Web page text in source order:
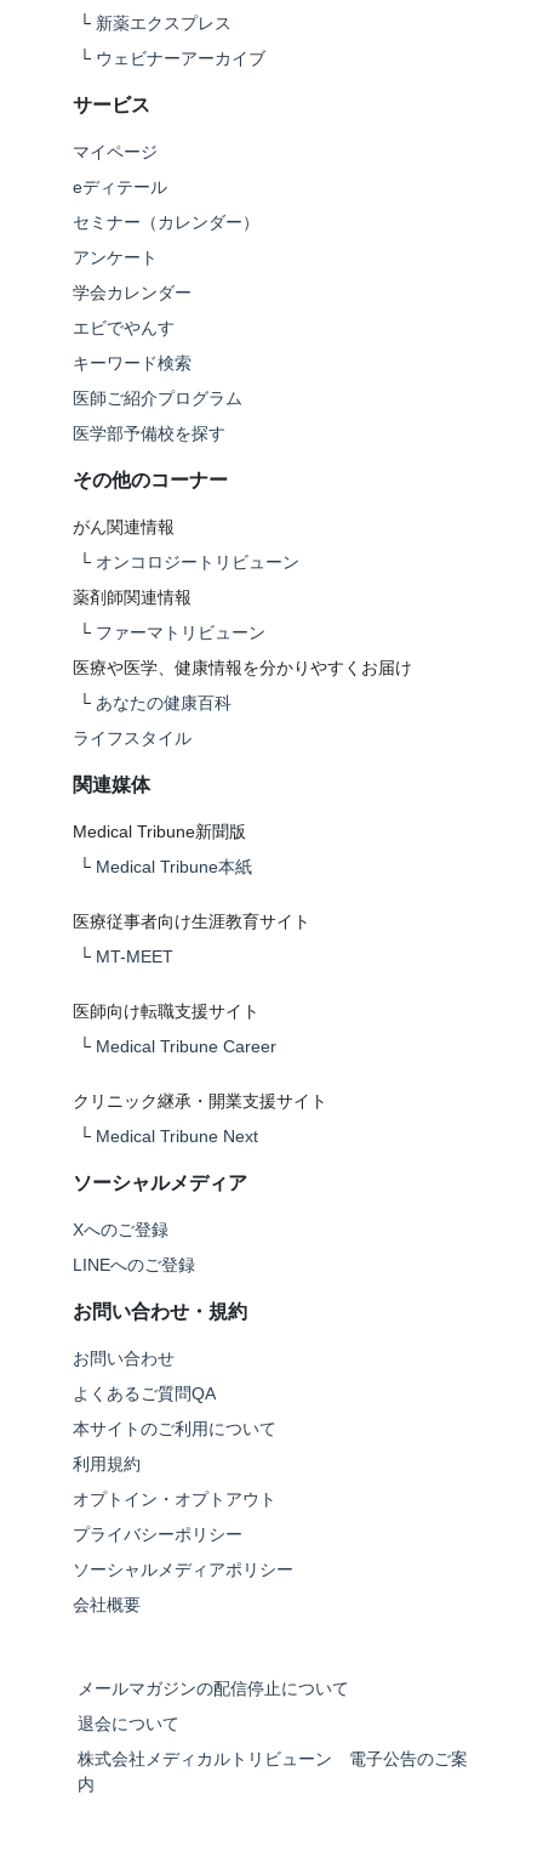
└ 新薬エクスプレス
└ ウェビナーアーカイブ
サービス
マイページ
eディテール
セミナー（カレンダー）
アンケート
学会カレンダー
エビでやんす
キーワード検索
医師ご紹介プログラム
医学部予備校を探す
その他のコーナー
がん関連情報
└ オンコロジートリビューン
薬剤師関連情報
└ ファーマトリビューン
医療や医学、健康情報を分かりやすくお届け
└ あなたの健康百科
ライフスタイル
関連媒体
Medical Tribune新聞版
└ Medical Tribune本紙
医療従事者向け生涯教育サイト
└ MT-MEET
医師向け転職支援サイト
└ Medical Tribune Career
クリニック継承・開業支援サイト
└ Medical Tribune Next
ソーシャルメディア
Xへのご登録
LINEへのご登録
お問い合わせ・規約
お問い合わせ
よくあるご質問QA
本サイトのご利用について
利用規約
オプトイン・オプトアウト
プライバシーポリシー
ソーシャルメディアポリシー
会社概要
メールマガジンの配信停止について
退会について
株式会社メディカルトリビューン 電子公告のご案
内